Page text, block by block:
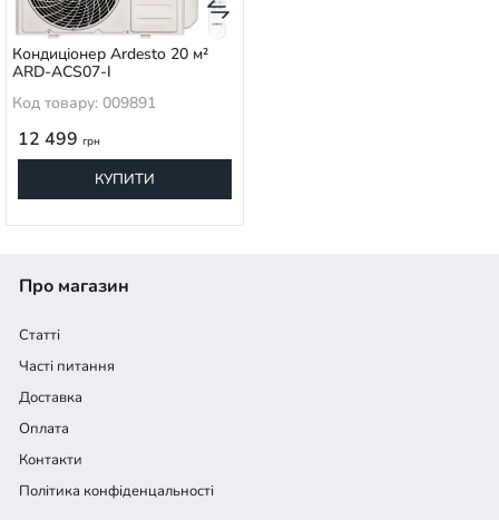
Кондиціонер Ardesto 20 м²
ARD-ACS07-I
Код товару: 009891
12 499 грн
КУПИТИ
Про магазин
Статті
Часті питання
Доставка
Оплата
Контакти
Політика конфіденцальності